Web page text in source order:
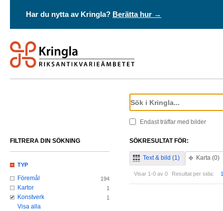
Har du nytta av Kringla? Berätta hur →
Endast träffar med bilder
SÖKRESULTAT FÖR:
Text & bild (1) Karta (0)
Visar 1-0 av 0 Resultat per sida:
FILTRERA DIN SÖKNING
TYP
Föremål 194
Kartor 1
Konstverk 1
Visa alla